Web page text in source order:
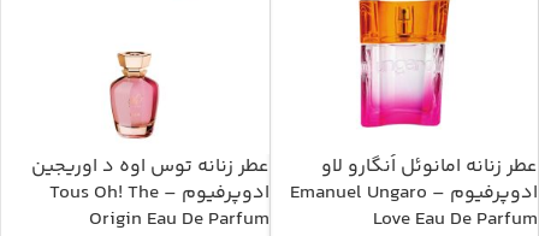
عطر زنانه امانوئل اُنگارو لاو
ادوپرفیوم – Emanuel Ungaro
Love Eau De Parfum
عطر زنانه توس اوه د اوریجین
ادوپرفیوم – Tous Oh! The
Origin Eau De Parfum